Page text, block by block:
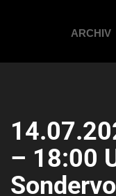
ARCHIV
– 18:00